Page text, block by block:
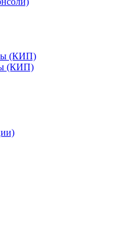
(КИП)
(КИП)